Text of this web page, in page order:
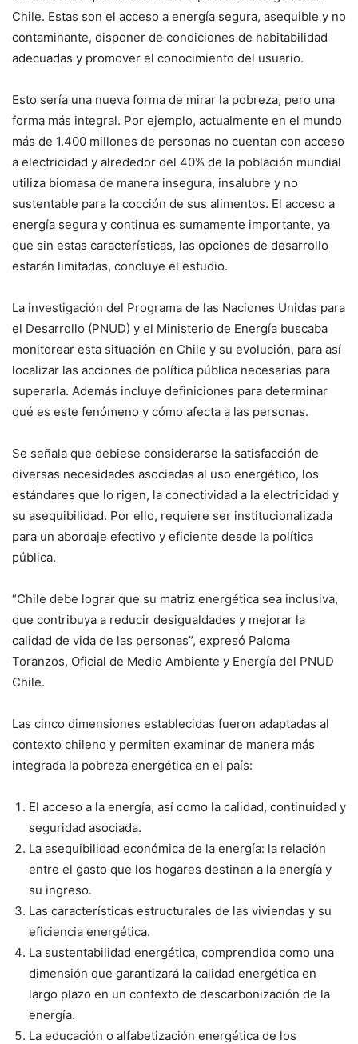
Chile. Estas son el acceso a energía segura, asequible y no
contaminante, disponer de condiciones de habitabilidad
adecuadas y promover el conocimiento del usuario.
Esto sería una nueva forma de mirar la pobreza, pero una
forma más integral. Por ejemplo, actualmente en el mundo
más de 1.400 millones de personas no cuentan con acceso
a electricidad y alrededor del 40% de la población mundial
utiliza biomasa de manera insegura, insalubre y no
sustentable para la cocción de sus alimentos. El acceso a
energía segura y continua es sumamente importante, ya
que sin estas características, las opciones de desarrollo
estarán limitadas, concluye el estudio.
La investigación del Programa de las Naciones Unidas para
el Desarrollo (PNUD) y el Ministerio de Energía buscaba
monitorear esta situación en Chile y su evolución, para así
localizar las acciones de política pública necesarias para
superarla. Además incluye definiciones para determinar
qué es este fenómeno y cómo afecta a las personas.
Se señala que debiese considerarse la satisfacción de
diversas necesidades asociadas al uso energético, los
estándares que lo rigen, la conectividad a la electricidad y
su asequibilidad. Por ello, requiere ser institucionalizada
para un abordaje efectivo y eficiente desde la política
pública.
“Chile debe lograr que su matriz energética sea inclusiva,
que contribuya a reducir desigualdades y mejorar la
calidad de vida de las personas”, expresó Paloma
Toranzos, Oficial de Medio Ambiente y Energía del PNUD
Chile.
Las cinco dimensiones establecidas fueron adaptadas al
contexto chileno y permiten examinar de manera más
integrada la pobreza energética en el país:
El acceso a la energía, así como la calidad, continuidad y
seguridad asociada.
La asequibilidad económica de la energía: la relación
entre el gasto que los hogares destinan a la energía y
su ingreso.
Las características estructurales de las viviendas y su
eficiencia energética.
La sustentabilidad energética, comprendida como una
dimensión que garantizará la calidad energética en
largo plazo en un contexto de descarbonización de la
energía.
La educación o alfabetización energética de los